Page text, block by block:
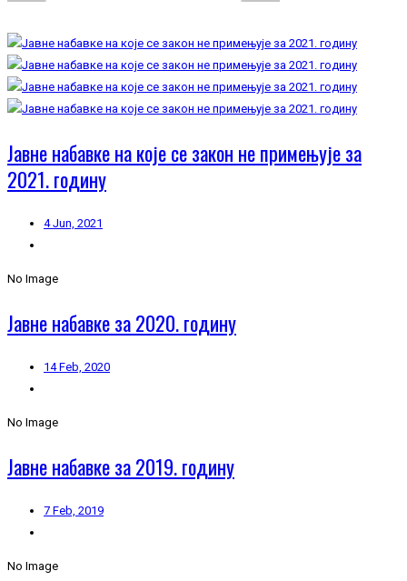
Јавне набавке на које се закон не примењује за
2021. годину
4 Jun, 2021
No Image
Јавне набавке за 2020. годину
14 Feb, 2020
No Image
Јавне набавке за 2019. годину
7 Feb, 2019
No Image